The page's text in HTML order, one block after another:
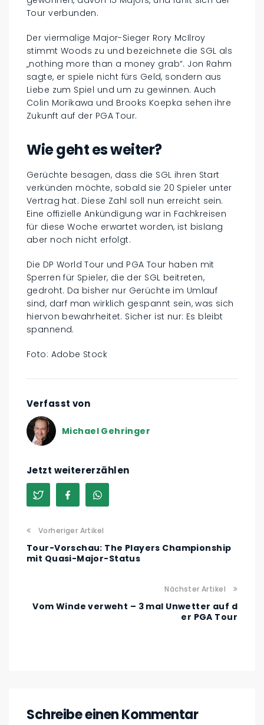
Tour verbunden.
Der viermalige Major-Sieger Rory McIlroy
stimmt Woods zu und bezeichnete die SGL als
„nothing more than a money grab“. Jon Rahm
sagte, er spiele nicht fürs Geld, sondern aus
Liebe zum Spiel und um zu gewinnen. Auch
Colin Morikawa und Brooks Koepka sehen ihre
Zukunft auf der PGA Tour.
Wie geht es weiter?
Gerüchte besagen, dass die SGL ihren Start
verkünden möchte, sobald sie 20 Spieler unter
Vertrag hat. Diese Zahl soll nun erreicht sein.
Eine offizielle Ankündigung war in Fachkreisen
für diese Woche erwartet worden, ist bislang
aber noch nicht erfolgt.
Die DP World Tour und PGA Tour haben mit
Sperren für Spieler, die der SGL beitreten,
gedroht. Da bisher nur Gerüchte im Umlauf
sind, darf man wirklich gespannt sein, was sich
hiervon bewahrheitet. Sicher ist nur: Es bleibt
spannend.
Foto: Adobe Stock
Verfasst von
Michael Gehringer
Jetzt weitererzählen
Vorheriger Artikel
Tour-Vorschau: The Players Championship
mit Quasi-Major-Status
Nächster Artikel
Vom Winde verweht – 3 mal Unwetter auf d
er PGA Tour
Schreibe einen Kommentar